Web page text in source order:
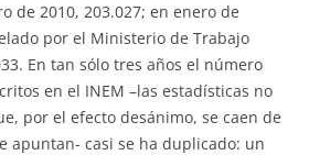
de 2010, 203.027; en enero de
por el Ministerio de Trabajo
En tan sólo tres años el número
en el INEM –las estadísticas no
por el efecto desánimo, se caen de
apuntan- casi se ha duplicado: un